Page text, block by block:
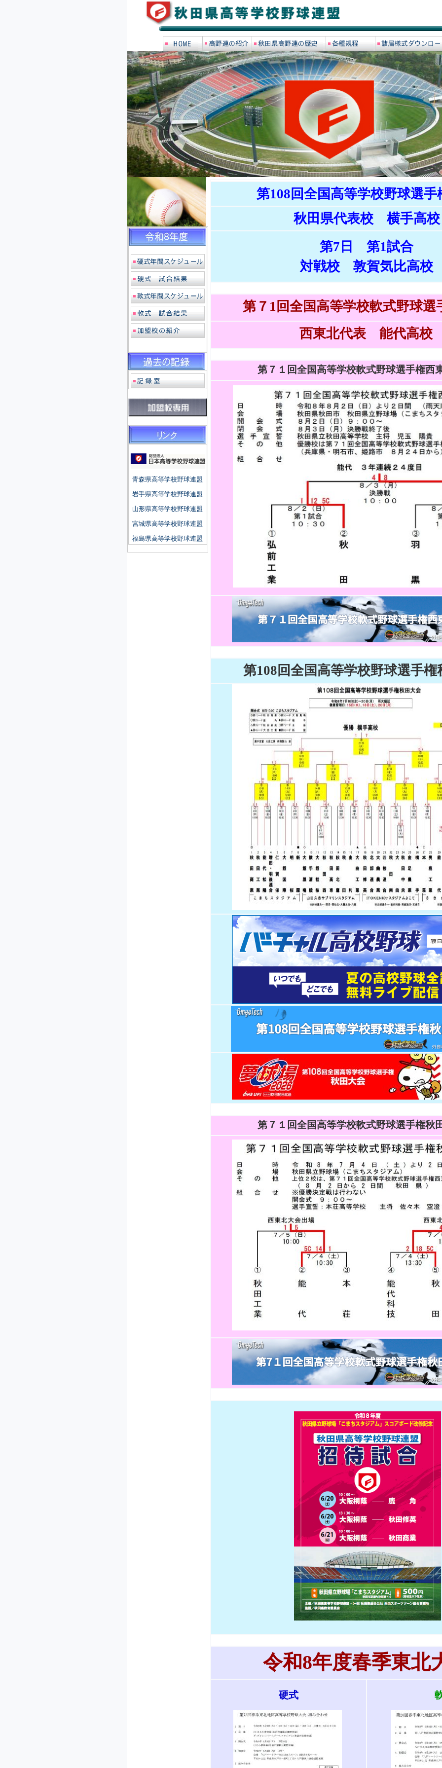
青森県高等学校野球連盟
岩手県高等学校野球連盟
山形県高等学校野球連盟
宮城県高等学校野球連盟
福島県高等学校野球連盟
第108回全国高等学校野球選手
秋田県代表校 横手高校
第7日 第1試合
対戦校 敦賀気比高校
第７1回全国高等学校軟式野球選
西東北代表 能代高校
第７１回全国高等学校軟式野球選手権西
第108回全国高等学校野球選手権
第７１回全国高等学校軟式野球選手権秋
令和8年度春季東北
硬式